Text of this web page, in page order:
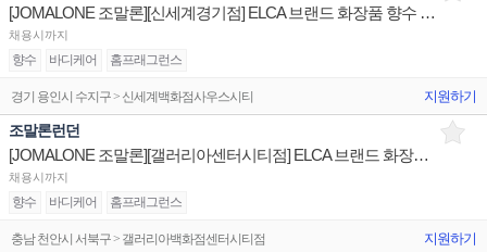
[JOMALONE 조말론][신세계경기점] ELCA 브랜드 화장품 향수 백화점 매장 채용
채용시까지
향수 바디케어 홈프래그런스
경기 용인시 수지구 > 신세계백화점사우스시티 지원하기
조말론런던
[JOMALONE 조말론][갤러리아센터시티점] ELCA 브랜드 화장품 향수 백화점 매장 채용
채용시까지
향수 바디케어 홈프래그런스
충남 천안시 서북구 > 갤러리아백화점센터시티점 지원하기